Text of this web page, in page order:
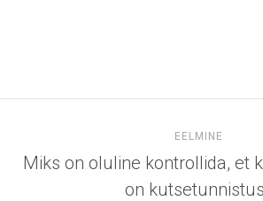
EELMINE
Miks on oluline kontrollida, et
on